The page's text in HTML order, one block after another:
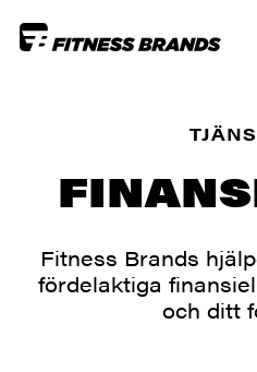
Fitness Brands
fördelaktiga
och ditt